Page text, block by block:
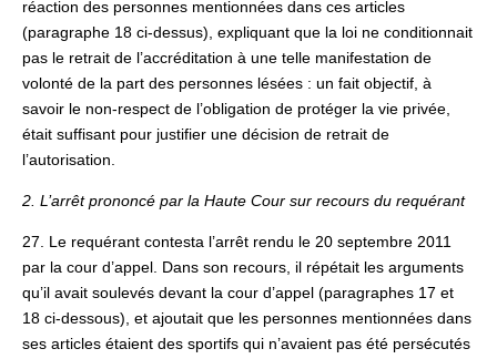
réaction des personnes mentionnées dans ces articles
(paragraphe 18 ci-dessus), expliquant que la loi ne conditionnait
pas le retrait de l’accréditation à une telle manifestation de
volonté de la part des personnes lésées : un fait objectif, à
savoir le non-respect de l’obligation de protéger la vie privée,
était suffisant pour justifier une décision de retrait de
l’autorisation.
2. L’arrêt prononcé par la Haute Cour sur recours du requérant
27. Le requérant contesta l’arrêt rendu le 20 septembre 2011
par la cour d’appel. Dans son recours, il répétait les arguments
qu’il avait soulevés devant la cour d’appel (paragraphes 17 et
18 ci-dessous), et ajoutait que les personnes mentionnées dans
ses articles étaient des sportifs qui n’avaient pas été persécutés